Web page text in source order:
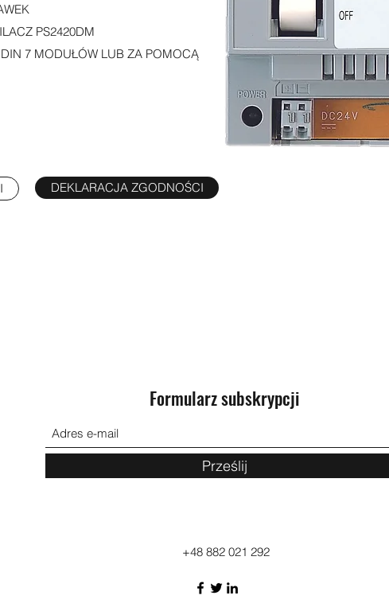
PS2420DM
7 MODUŁÓW LUB ZA POMOCĄ
DEKLARACJA ZGODNOŚCI
Formularz subskrypcji
Prześlij
+48 882 021 292